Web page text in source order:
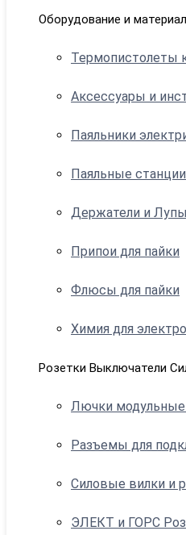
Оборудование и
Термопистолеты
Аксессуары и
Паяльники
Паяльные
Держатели и
Припои для пайки
Флюсы для пайки
Химия для
Розетки Выключатели
Лючки модульные
Разъемы для
Силовые вилки и
ЭЛЕКТ и ГОРС